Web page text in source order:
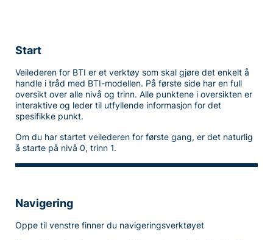
Start
Veilederen for BTI er et verktøy som skal gjøre det enkelt å
handle i tråd med BTI-modellen. På første side har en full
oversikt over alle nivå og trinn. Alle punktene i oversikten er
interaktive og leder til utfyllende informasjon for det
spesifikke punkt.
Om du har startet veilederen for første gang, er det naturlig
å starte på nivå 0, trinn 1.
Navigering
Oppe til venstre finner du navigeringsverktøyet